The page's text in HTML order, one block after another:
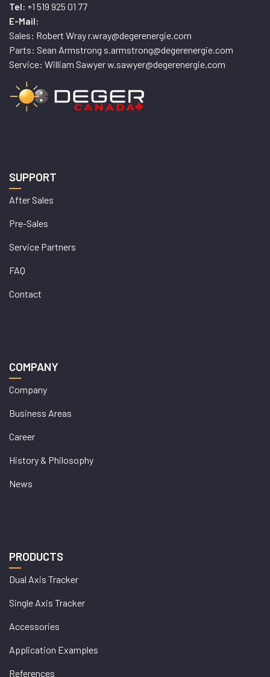
Tel: +1 519 925 01 77
E-Mail:
Sales: Robert Wray r.wray@degerenergie.com
Parts: Sean Armstrong s.armstrong@degerenergie.com
Service: William Sawyer w.sawyer@degerenergie.com
SUPPORT
After Sales
Pre-Sales
Service Partners
FAQ
Contact
COMPANY
Company
Business Areas
Career
History & Philosophy
News
PRODUCTS
Dual Axis Tracker
Single Axis Tracker
Accessories
Application Examples
References